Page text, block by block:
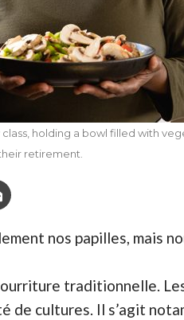
holding a bowl filled with
retirement.
nos papilles, mais
traditionnelle.
de cultures. Il s’agit